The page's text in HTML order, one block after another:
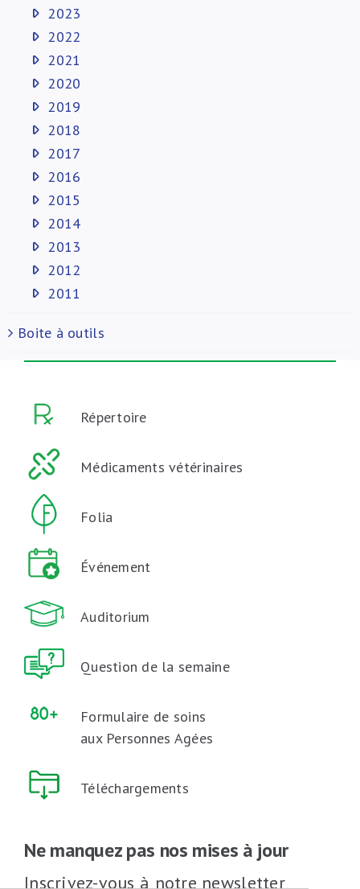
2023
2022
2021
2020
2019
2018
2017
2016
2015
2014
2013
2012
2011
Boite à outils
Répertoire
Médicaments vétérinaires
Folia
Événement
Auditorium
Question de la semaine
Formulaire de soins
aux Personnes Agées
Téléchargements
Ne manquez pas nos mises à jour
Inscrivez-vous à notre newsletter